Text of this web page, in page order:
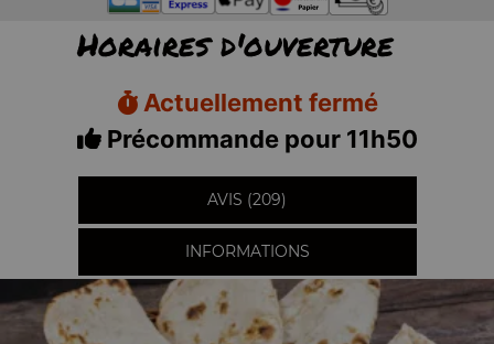
Horaires d'ouverture
Actuellement fermé
Précommande pour 11h50
AVIS (209)
INFORMATIONS